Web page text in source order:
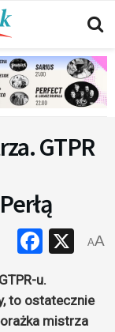
GTPR
X
AA
u.
to ostatecznie
mistrza